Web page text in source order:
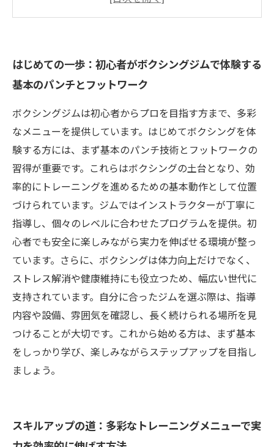
プロを目指す挑戦：高度なトレーニングで技術
康維持を実感する日々
理想のジム選び：自分に合ったトレーニング環
境を見つけるポイント
初心者必見！ボクシングジムで楽しく続けられ
るエクササイズとは？
プロも驚く！ボクシングジムの最新トレーニン
グメニュー徹底紹介
はじめての一歩：初心者がボクシングジムで体験する
基本のパンチとフットワーク
ボクシングジムは初心者からプロを目指す方まで、多彩
なメニューを提供しています。はじめてボクシングを体
験する方には、まず基本のパンチ技術とフットワークの
習得が重要です。これらはボクシングの土台となり、効
率的にトレーニングを進めるための基本動作として位置
づけられています。ジムではインストラクターが丁寧に
指導し、個々のレベルに合わせたプログラムを提供。初
心者でも安全に楽しみながら実力を伸ばせる環境が整っ
ています。さらに、ボクシングは体力向上だけでなく、
ストレス解消や健康維持にも役立つため、幅広い世代に
支持されています。自分に合ったジムを選ぶ際は、指導
内容や設備、雰囲気を確認し、長く続けられる場所を見
つけることが大切です。これから始める方は、まず基本
をしっかり学び、楽しみながらステップアップを目指し
ましょう。
スキルアップの道：多彩なトレーニングメニューで実